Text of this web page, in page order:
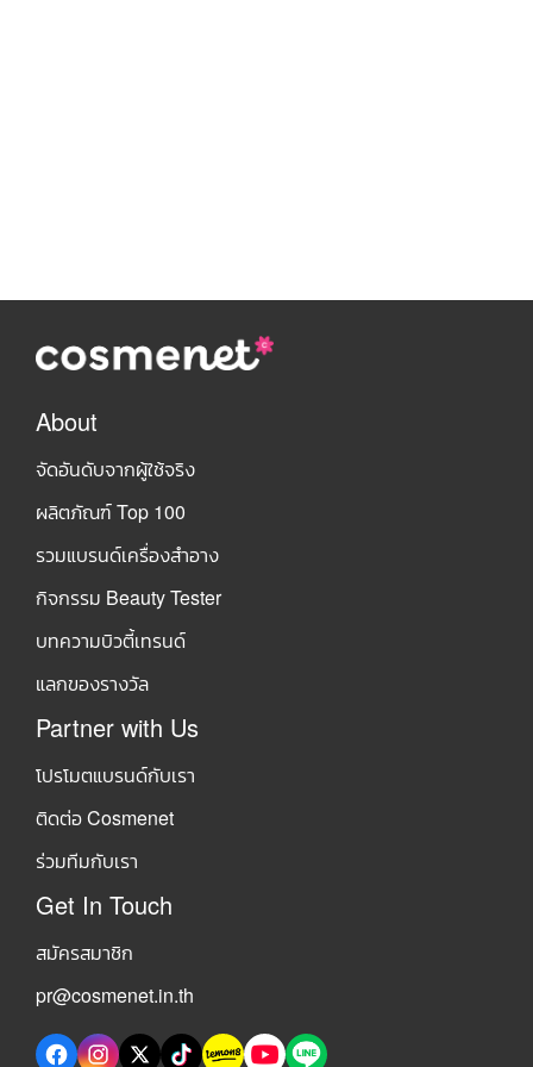
About
จัดอันดับจากผู้ใช้จริง
ผลิตภัณฑ์ Top 100
รวมแบรนด์เครื่องสำอาง
กิจกรรม Beauty Tester
บทความบิวตี้เทรนด์
แลกของรางวัล
Partner with Us
โปรโมตแบรนด์กับเรา
ติดต่อ Cosmenet
ร่วมทีมกับเรา
Get In Touch
สมัครสมาชิก
pr@cosmenet.in.th